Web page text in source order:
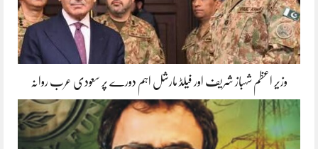
وزیر اعظم شہباز شریف اور فیلڈ مارشل اہم دورے پر سعودی عرب روانہ